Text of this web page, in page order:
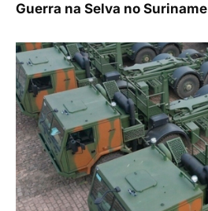
Guerra na Selva no Suriname